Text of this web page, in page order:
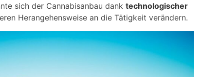
sich der Cannabisanbau dank technologischer
Herangehensweise an die Tätigkeit verändern.